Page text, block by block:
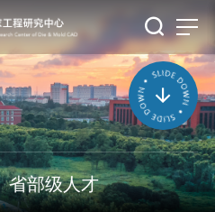
省部级人才